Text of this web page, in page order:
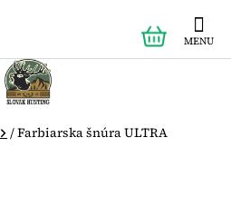
KOŠÍK
/Farbiarska šnúra ULTRA